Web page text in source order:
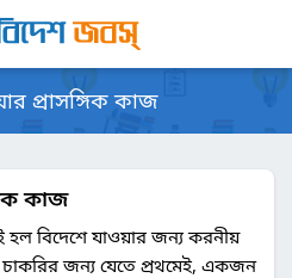
প্রাসঙ্গিক কাজ
কাজ
হল বিদেশে যাওয়ার জন্য করনীয়
জন্য যেতে প্রথমেই, একজন